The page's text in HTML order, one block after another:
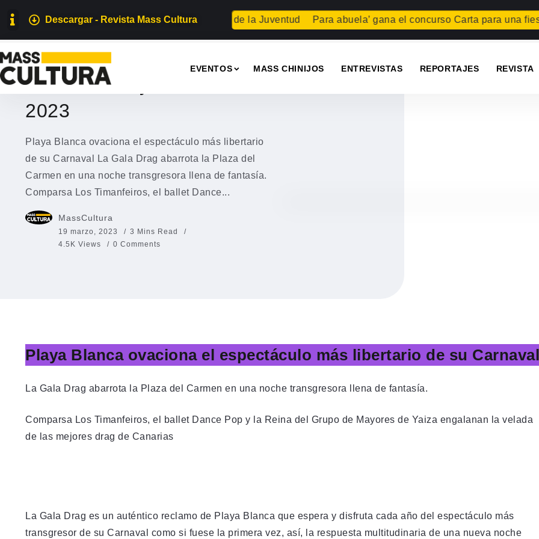
Descargar - Revista Mass Cultura
Geek en Arrecife Teguise celebrará el Día de la Juventud Para abuela’ gana el concurso Carta para una fiesta
EVENTOS MASS CHINIJOS ENTREVISTAS REPORTAJES REVISTA
EVENTOS
Carnaval Playa Blanca
2023
Playa Blanca ovaciona el espectáculo más libertario
de su Carnaval La Gala Drag abarrota la Plaza del
Carmen en una noche transgresora llena de fantasía.
Comparsa Los Timanfeiros, el ballet Dance...
MassCultura
19 marzo, 2023
3 Mins Read
4.5K Views
0 Comments
Playa Blanca ovaciona el espectáculo más libertario de su Carnaval
La Gala Drag abarrota la Plaza del Carmen en una noche transgresora llena de fantasía.
Comparsa Los Timanfeiros, el ballet Dance Pop y la Reina del Grupo de Mayores de Yaiza engalanan la velada
de las mejores drag de Canarias
La Gala Drag es un auténtico reclamo de Playa Blanca que espera y disfruta cada año del espectáculo más
transgresor de su Carnaval como si fuese la primera vez, así, la respuesta multitudinaria de una nueva noche